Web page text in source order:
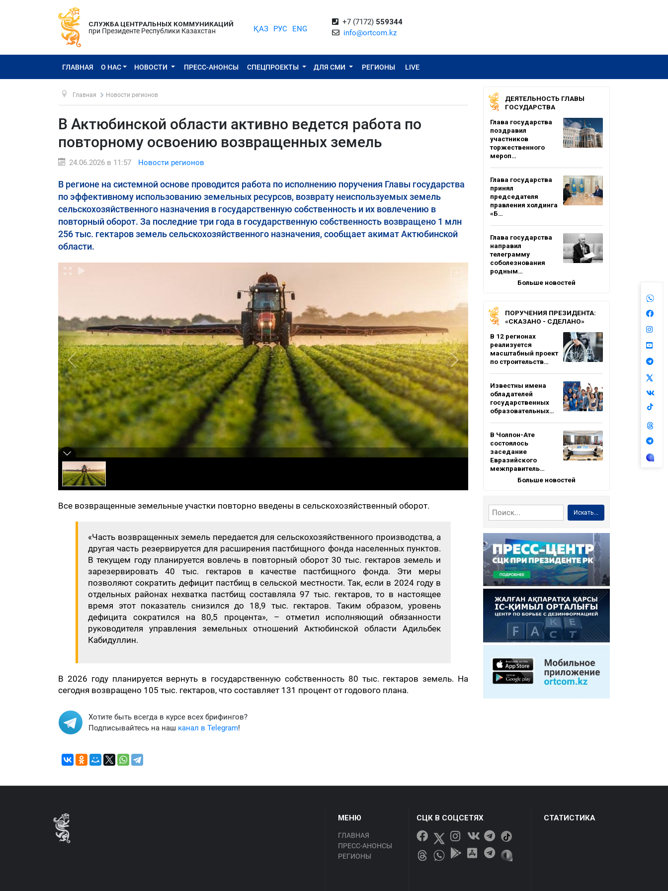
СЛУЖБА ЦЕНТРАЛЬНЫХ КОММУНИКАЦИЙ
при Президенте Республики Казахстан
ҚАЗ РУС ENG
+7 (7172) 559344
info@ortcom.kz
ГЛАВНАЯ О НАС НОВОСТИ ПРЕСС-АНОНСЫ СПЕЦПРОЕКТЫ ДЛЯ СМИ РЕГИОНЫ LIVE
Главная Новости регионов
В Актюбинской области активно ведется работа по
повторному освоению возвращенных земель
24.06.2026 в 11:57 Новости регионов
В регионе на системной основе проводится работа по исполнению поручения Главы государства
по эффективному использованию земельных ресурсов, возврату неиспользуемых земель
сельскохозяйственного назначения в государственную собственность и их вовлечению в
повторный оборот. За последние три года в государственную собственность возвращено 1 млн
256 тыс. гектаров земель сельскохозяйственного назначения, сообщает акимат Актюбинской
области.
Все возвращенные земельные участки повторно введены в сельскохозяйственный оборот.
«Часть возвращенных земель передается для сельскохозяйственного производства, а
другая часть резервируется для расширения пастбищного фонда населенных пунктов.
В текущем году планируется вовлечь в повторный оборот 30 тыс. гектаров земель и
зарезервировать 40 тыс. гектаров в качестве пастбищного фонда. Эти меры
позволяют сократить дефицит пастбищ в сельской местности. Так, если в 2024 году в
отдельных районах нехватка пастбищ составляла 97 тыс. гектаров, то в настоящее
время этот показатель снизился до 18,9 тыс. гектаров. Таким образом, уровень
дефицита сократился на 80,5 процента», – отметил исполняющий обязанности
руководителя управления земельных отношений Актюбинской области Адильбек
Кабидуллин.
В 2026 году планируется вернуть в государственную собственность 80 тыс. гектаров земель. На
сегодня возвращено 105 тыс. гектаров, что составляет 131 процент от годового плана.
Хотите быть всегда в курсе всех брифингов?
Подписывайтесь на наш канал в Telegram!
ДЕЯТЕЛЬНОСТЬ ГЛАВЫ
ГОСУДАРСТВА
Глава государства
поздравил
участников
торжественного
мероп…
Глава государства
принял
председателя
правления холдинга
«Б…
Глава государства
направил
телеграмму
соболезнования
родным…
Больше новостей
ПОРУЧЕНИЯ ПРЕЗИДЕНТА:
«СКАЗАНО - СДЕЛАНО»
В 12 регионах
реализуется
масштабный проект
по строительств…
Известны имена
обладателей
государственных
образовательных…
В Чолпон-Ате
состоялось
заседание
Евразийского
межправитель…
Больше новостей
Искать...
МЕНЮ
ГЛАВНАЯ
ПРЕСС-АНОНСЫ
РЕГИОНЫ
СЦК В СОЦСЕТЯХ СТАТИСТИКА